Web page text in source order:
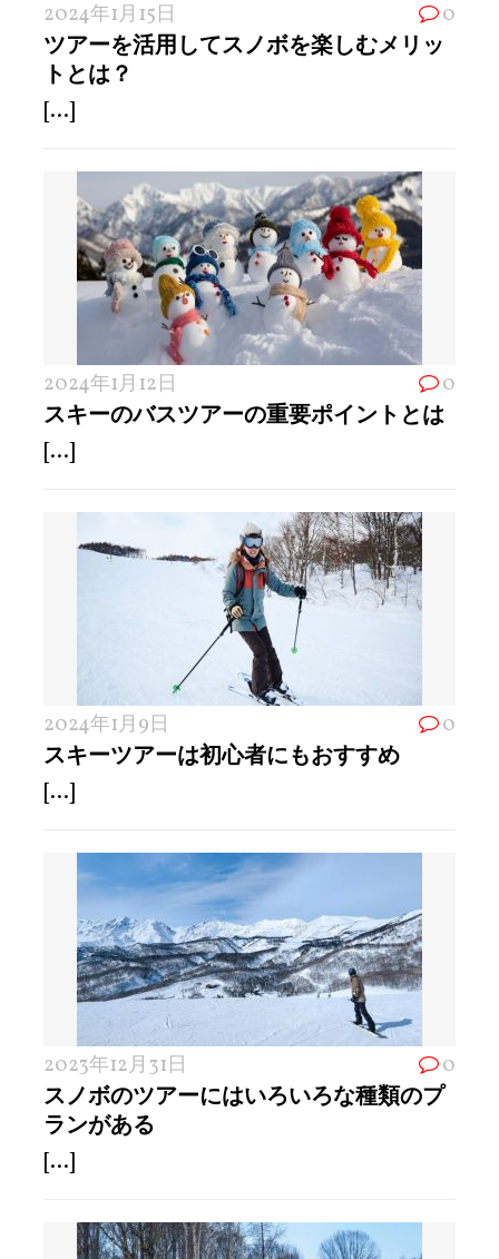
2024年1月15日 0
ツアーを活用してスノボを楽しむメリッ
トとは？
[...]
2024年1月12日 0
スキーのバスツアーの重要ポイントとは
[...]
2024年1月9日 0
スキーツアーは初心者にもおすすめ
[...]
2023年12月31日 0
スノボのツアーにはいろいろな種類のプ
ランがある
[...]